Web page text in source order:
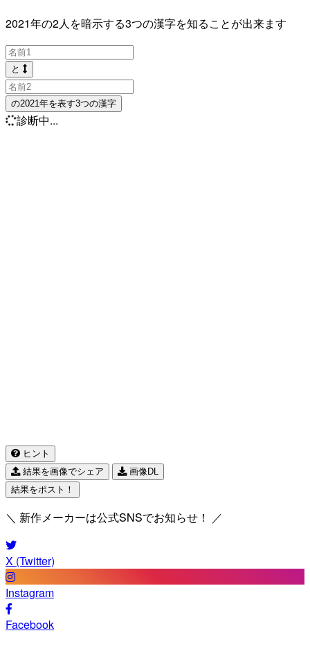
2021年の2人を暗示する3つの漢字を知ることが出来ます
と
の2021年を表す3つの漢字
診断中...
ヒント
結果を画像でシェア
画像DL
結果をポスト！
＼ 新作メーカーは公式SNSでお知らせ！ ／
X (Twitter)
Instagram
Facebook